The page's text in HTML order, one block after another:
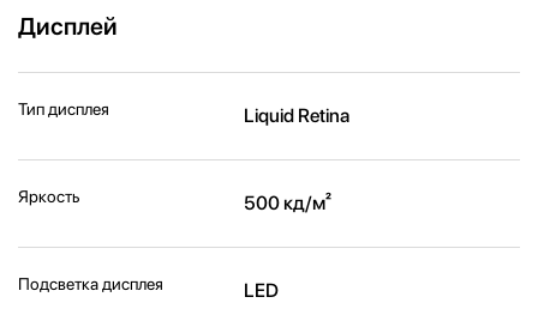
Дисплей
Тип дисплея Liquid Retina
Яркость 500 кд/м²
Подсветка дисплея LED